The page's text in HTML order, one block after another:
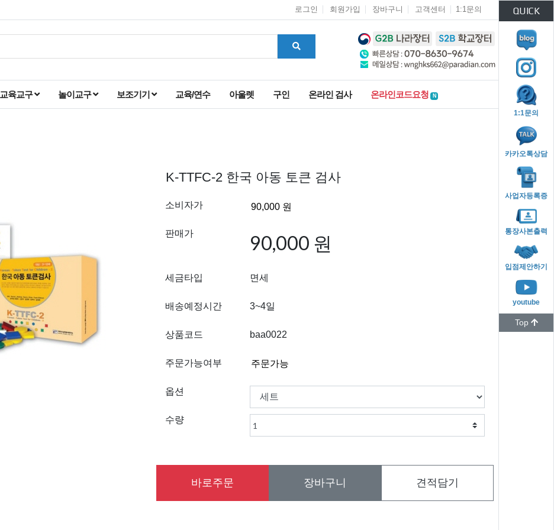
QUICK
1:1문의
카카오톡상담
사업자등록증
통장사본출력
입점제안하기
youtube
Top
로그인 회원가입 장바구니 고객센터 1:1문의
교육교구 놀이교구 보조기기 교육/연수 아울렛 구인 온라인 검사 온라인코드요청 N
K-TTFC-2 한국 아동 토큰 검사
소비자가
판매가 90,000 원
세금타입 면세
배송예정시간 3~4일
상품코드 baa0022
주문가능여부
옵션
수량
바로주문 장바구니 견적담기